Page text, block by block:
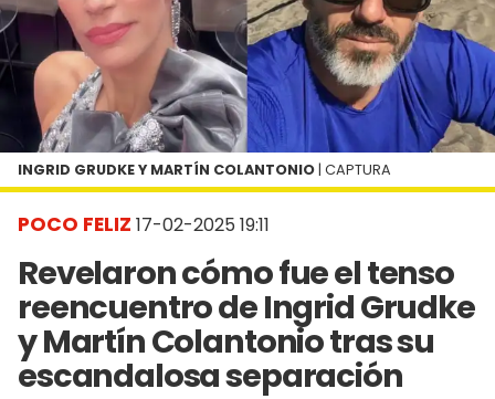
POCO FELIZ 17-02-2025 19:11
Revelaron cómo fue el tenso
reencuentro de Ingrid Grudke
y Martín Colantonio tras su
escandalosa separación
INGRID GRUDKE Y MARTÍN COLANTONIO | CAPTURA